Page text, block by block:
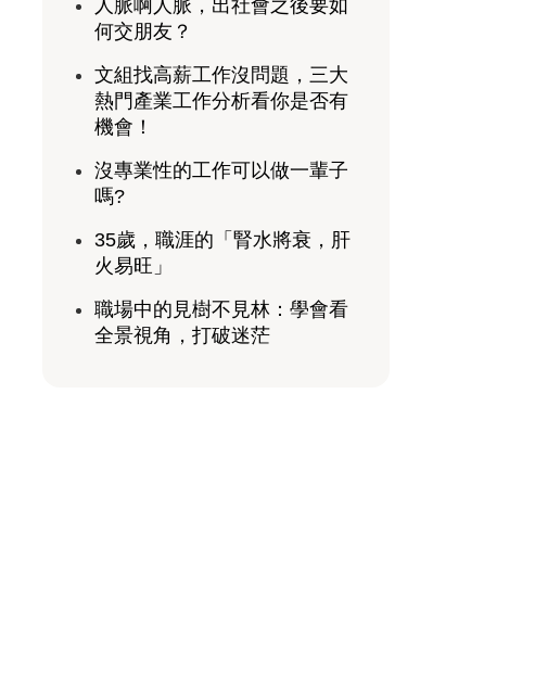
人脈啊人脈，出社會之後要如
何交朋友？
文組找高薪工作沒問題，三大
熱門產業工作分析看你是否有
機會！
沒專業性的工作可以做一輩子
嗎?
35歲，職涯的「腎水將衰，肝
火易旺」
職場中的見樹不見林：學會看
全景視角，打破迷茫